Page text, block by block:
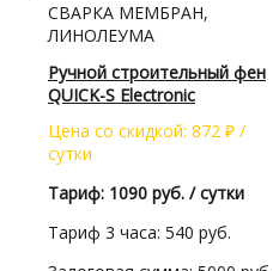
СВАРКА МЕМБРАН,
ЛИНОЛЕУМА
Ручной строительный фен
QUICK-S Electronic
Цена со скидкой: 872 ₽ /
сутки
Тариф: 1090 руб. / сутки
Тариф 3 часа: 540 руб.